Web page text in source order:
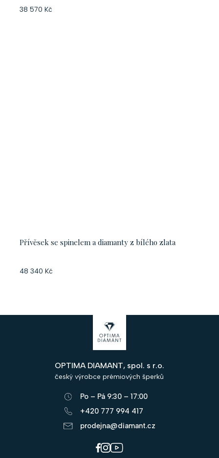
38 570 Kč
Přívěsek se spinelem a diamanty z bílého zlata
48 340 Kč
OPTIMA DIAMANT, spol. s r.o.
český výrobce prémiových šperků
Po – Pá 9:30 – 17:00
+420 777 994 417
prodejna@diamant.cz